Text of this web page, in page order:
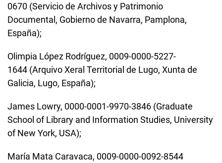
0670 (Servicio de Archivos y Patrimonio
Documental, Gobierno de Navarra, Pamplona,
España);
Olimpia López Rodríguez, 0009-0000-5227-
1644 (Arquivo Xeral Territorial de Lugo, Xunta de
Galicia, Lugo, España);
James Lowry, 0000-0001-9970-3846 (Graduate
School of Library and Information Studies, University
of New York, USA);
María Mata Caravaca, 0009-0000-0092-8544